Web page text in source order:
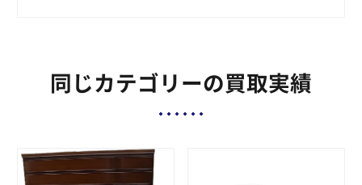
同じカテゴリーの買取実績